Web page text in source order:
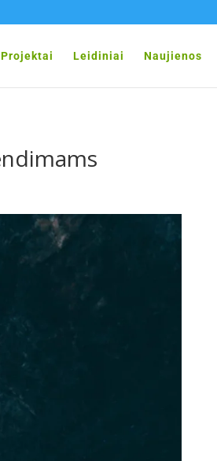
Projektai Leidiniai Naujienos